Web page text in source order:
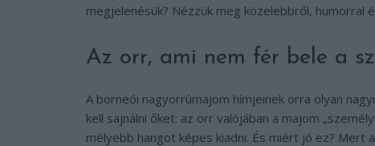
megjelenésük? Nézzük meg közelebbről, humorral
Az orr, ami nem fér bele a
A borneói nagyorrúmajom hímjeinek orra olyan
kell sajnálni őket: az orr valójában a majom
mélyebb hangot képes kiadni. És miért jó ez? Mert